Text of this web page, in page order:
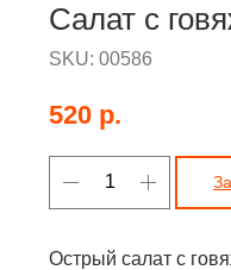
Салат с
SKU: 00586
520 р.
Острый салат с